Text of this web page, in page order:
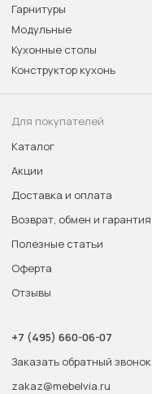
Гарнитуры
Модульные
Кухонные столы
Конструктор кухонь
Для покупателей
Каталог
Акции
Доставка и оплата
Возврат, обмен и гарантия
Полезные статьи
Оферта
Отзывы
+7 (495) 660-06-07
Заказать обратный звонок
zakaz@mebelvia.ru